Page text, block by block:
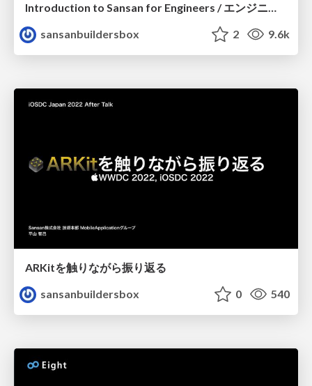
Introduction to Sansan for Engineers / エンジニア向け会社紹介
sansanbuildersbox
2 9.6k
ARKitを触りながら振り返る
sansanbuildersbox
0 540